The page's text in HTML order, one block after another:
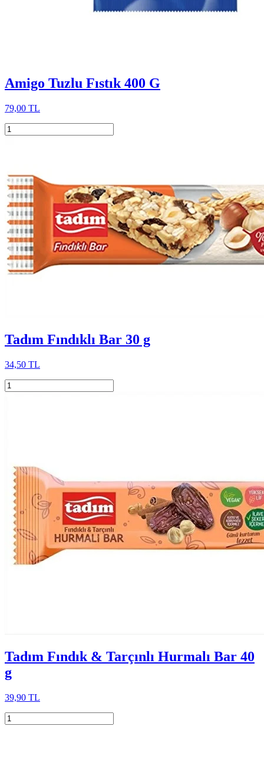
Amigo Tuzlu Fıstık 400 G
79,00 TL
Tadım Fındıklı Bar 30 g
34,50 TL
Tadım Fındık & Tarçınlı Hurmalı Bar 40
g
39,90 TL